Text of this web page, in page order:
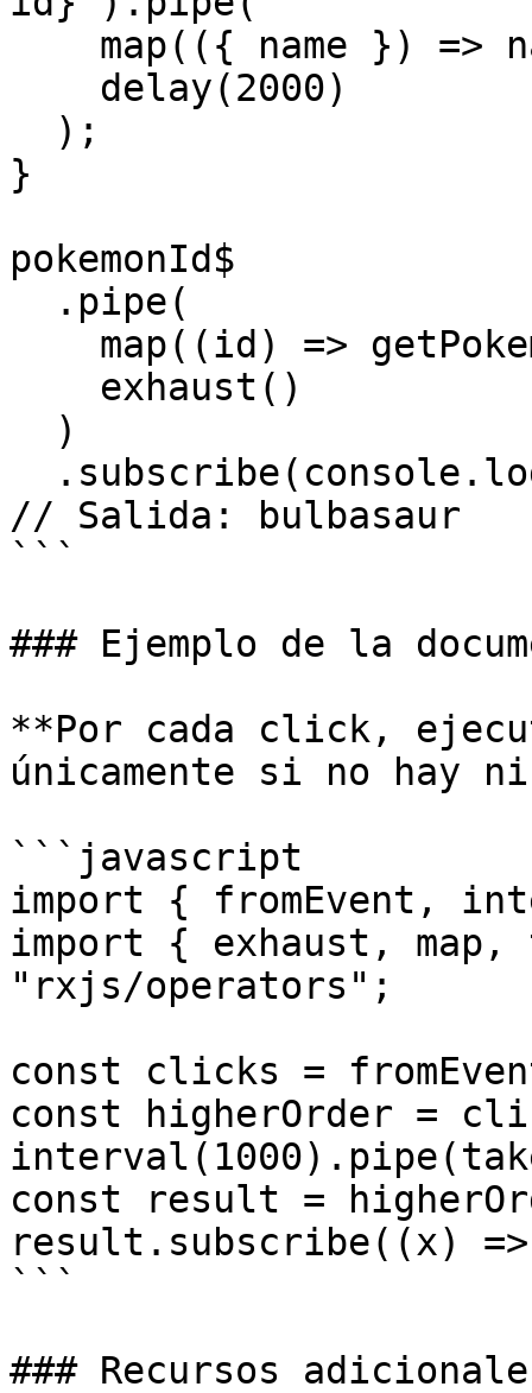
}
pokemonId$
// Salida: bulbasaur
```
### Ejemplo de la
**Por cada click,
únicamente si no hay
```javascript
import { fromEvent,
import { exhaust,
"rxjs/operators";
const clicks =
const higherOrder =
const result =
result.subscribe((x)
```
### Recursos